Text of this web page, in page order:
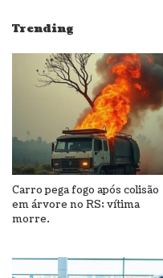
Trending
Carro pega fogo após colisão
em árvore no RS; vítima
morre.